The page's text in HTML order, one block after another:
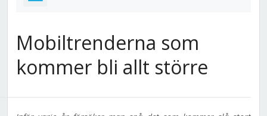
Mobiltrenderna som
kommer bli allt större